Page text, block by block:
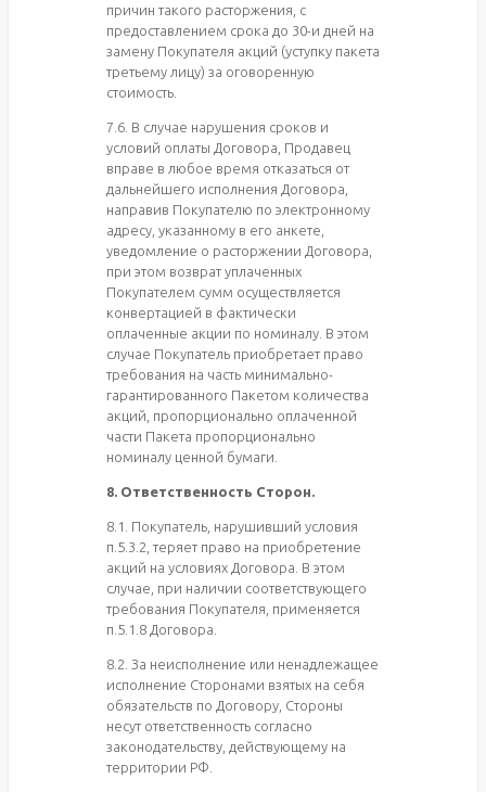
причин такого расторжения, с
предоставлением срока до 30-и дней на
замену Покупателя акций (уступку пакета
третьему лицу) за оговоренную
стоимость.
7.6. В случае нарушения сроков и
условий оплаты Договора, Продавец
вправе в любое время отказаться от
дальнейшего исполнения Договора,
направив Покупателю по электронному
адресу, указанному в его анкете,
уведомление о расторжении Договора,
при этом возврат уплаченных
Покупателем сумм осуществляется
конвертацией в фактически
оплаченные акции по номиналу. В этом
случае Покупатель приобретает право
требования на часть минимально-
гарантированного Пакетом количества
акций, пропорционально оплаченной
части Пакета пропорционально
номиналу ценной бумаги.
8. Ответственность Сторон.
8.1. Покупатель, нарушивший условия
п.5.3.2, теряет право на приобретение
акций на условиях Договора. В этом
случае, при наличии соответствующего
требования Покупателя, применяется
п.5.1.8 Договора.
8.2. За неисполнение или ненадлежащее
исполнение Сторонами взятых на себя
обязательств по Договору, Стороны
несут ответственность согласно
законодательству, действующему на
территории РФ.